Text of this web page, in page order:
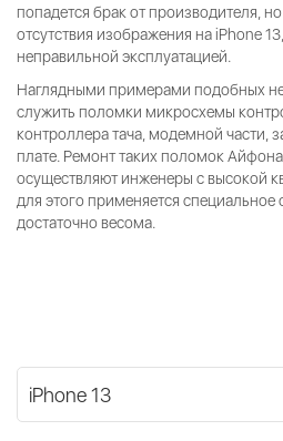
попадется брак от производителя,
отсутствия изображения на iPhone
неправильной эксплуатацией.
Наглядными примерами подобных
служить поломки микросхемы
контроллера тача, модемной части,
плате. Ремонт таких поломок
осуществляют инженеры с высокой
для этого применяется
достаточно весома.